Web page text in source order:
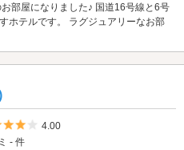
部屋になりました♪ 国道16号線と6号
ホテルです。 ラグジュアリーなお部
5つ星のうち4
4.00
- 件